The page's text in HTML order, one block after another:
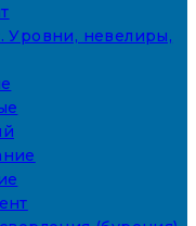
Уровни, невелиры,